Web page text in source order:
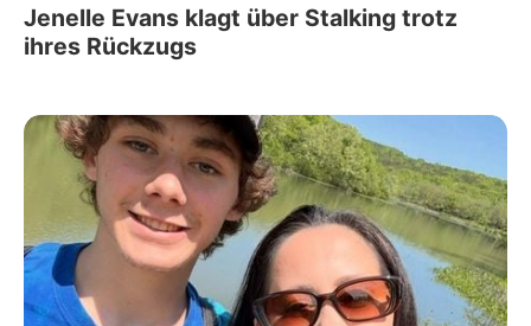
Jenelle Evans klagt über Stalking trotz
ihres Rückzugs